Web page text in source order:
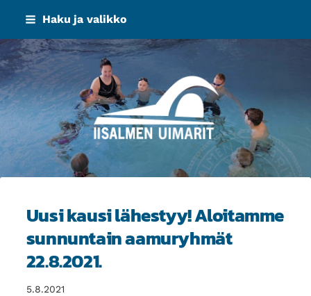
Siirry
sisältöön
Haku ja valikko
Iisalmen Uimarit ry
Uusi kausi lähestyy! Aloitamme
sunnuntain aamuryhmät
22.8.2021.
5.8.2021